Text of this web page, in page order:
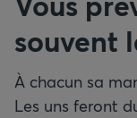
souvent
À chacun sa
Les uns feront